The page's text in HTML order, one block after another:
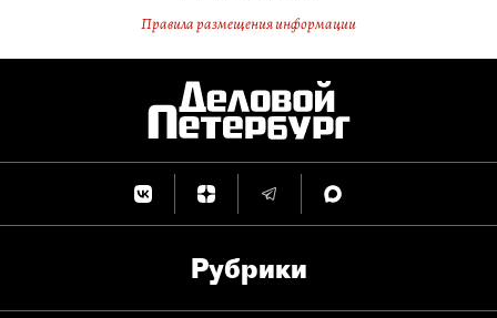
Правила размещения информации
Рубрики